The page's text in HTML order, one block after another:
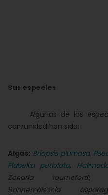
Sus especies
Algunas de las
comunidad han sido:
Algas: Briopsis plumosa,
Flabellia petiolata,
Zonaria tournefortii,
Bonnemaisonia